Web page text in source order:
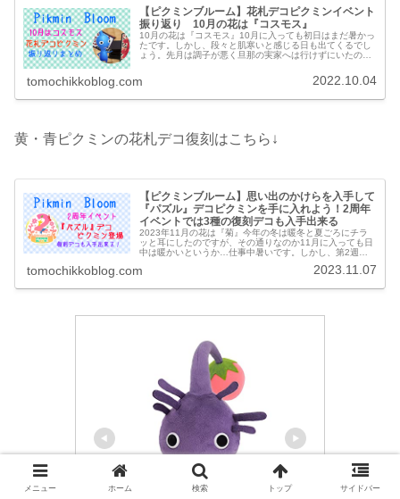
【ピクミンブルーム】花札デコピクミンイベント
振り返り 10月の花は『コスモス』
10月の花は『コスモス』10月に入っても初日はまだ暑かっ
たです。しかし、段々と肌寒いと感じる日も出てくるでし
ょう。先月は調子が悪く旦那の実家へは行けずにいたので
tomochikkoblog.com 2022.10.04
黄・青ピクミンの花札デコ復刻はこちら↓
【ピクミンブルーム】思い出のかけらを入手して
『パズル』デコピクミンを手に入れよう！2周年
イベントでは3種の復刻デコも入手出来る
2023年11月の花は『菊』今年の冬は暖冬と夏ごろにチラ
ッと耳にしたのですが、その通りなのか11月に入っても日
中は暖かいというか…仕事中暑いです。しかし、第2週の
うなので気温に合わせて衣類...
tomochikkoblog.com 2023.11.07
メニュー ホーム 検索 トップ サイドバー